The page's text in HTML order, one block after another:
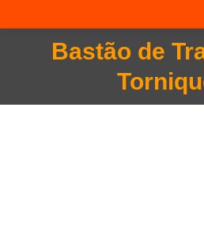
Bastão de
Você está